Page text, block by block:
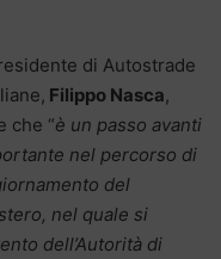
di Autostrade
Filippo Nasca,
che “è un passo avanti
nel percorso di
del
nel quale si
dell’Autorità di